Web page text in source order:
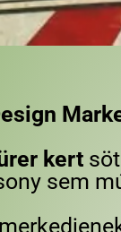
kert
sem